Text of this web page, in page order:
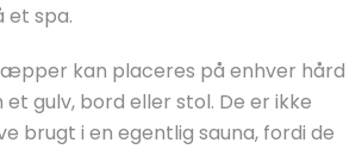
et spa.
kan placeres på enhver hård
gulv, bord eller stol. De er ikke
brugt i en egentlig sauna, fordi de